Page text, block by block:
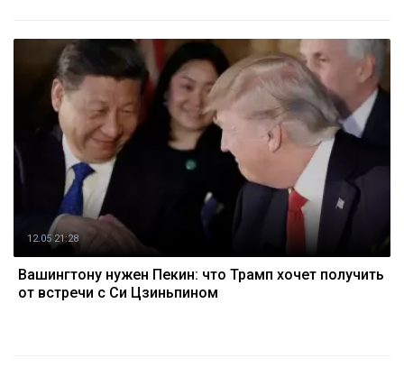
12.05 21:28
Вашингтону нужен Пекин: что Трамп хочет получить
от встречи с Си Цзиньпином